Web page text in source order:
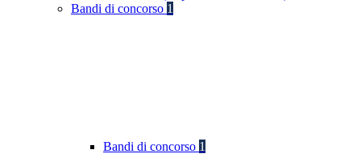
Bandi di concorso 1
Bandi di concorso 1